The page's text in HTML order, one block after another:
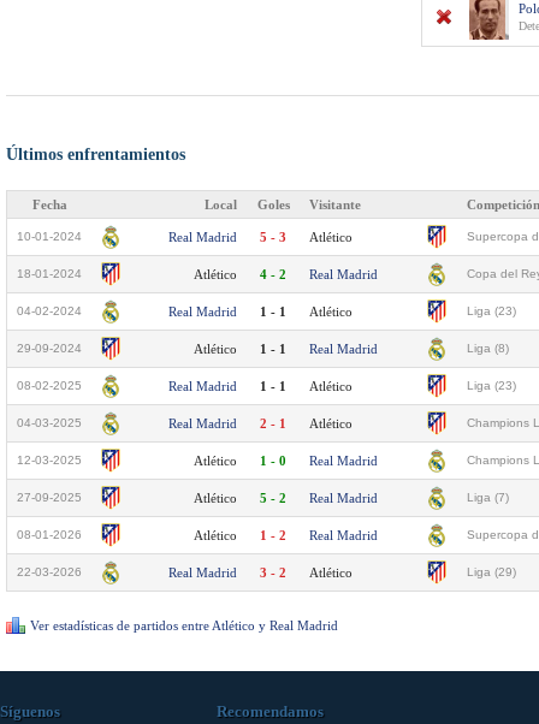
Últimos enfrentamientos
Fecha Local Goles Visitante Competición
10-01-2024 Real Madrid 5 - 3 Atlético Supercopa
18-01-2024 Atlético 4 - 2 Real Madrid Copa del
04-02-2024 Real Madrid 1 - 1 Atlético Liga (23)
29-09-2024 Atlético 1 - 1 Real Madrid Liga (8)
08-02-2025 Real Madrid 1 - 1 Atlético Liga (23)
04-03-2025 Real Madrid 2 - 1 Atlético Champions
12-03-2025 Atlético 1 - 0 Real Madrid Champions
27-09-2025 Atlético 5 - 2 Real Madrid Liga (7)
08-01-2026 Atlético 1 - 2 Real Madrid Supercopa
22-03-2026 Real Madrid 3 - 2 Atlético Liga (29)
Ver estadísticas de partidos entre Atlético y Real Madrid
Síguenos Recomendamos